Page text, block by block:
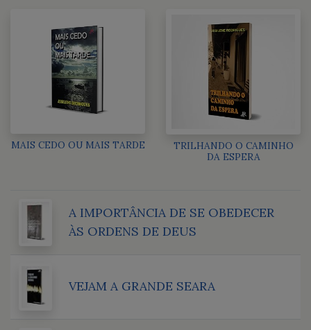
MAIS CEDO OU MAIS TARDE
TRILHANDO O CAMINHO
DA ESPERA
A IMPORTÂNCIA DE SE OBEDECER
ÀS ORDENS DE DEUS
VEJAM A GRANDE SEARA